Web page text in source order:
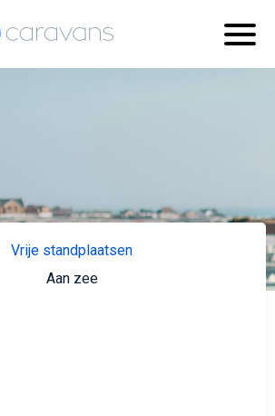
Vrije standplaatsen
Aan zee